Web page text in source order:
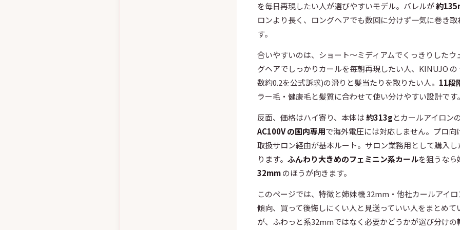
を毎日再現したい人が選びやすいモデル。バレルが約
ロンより長く、ロングヘアでも数回に分けず一気に巻き
す。
合いやすいのは、ショート〜ミディアムでくっきりした
グヘアでしっかりカールを毎朝再現したい人、KINUJO の
数約0.2を公式訴求)の滑りと髪当たりを取りたい人。 11段
ラー毛・健康毛と髪質に合わせて使い分けやすい設計です
反面、価格はハイ寄り、本体は約313gとカールアイロン
AC100V の国内専用で海外電圧には対応しません。プロ
取扱サロン経由が基本ルート。サロン業務用として購入
ります。 ふんわり大きめのフェミニン系カールを狙うな
32mmのほうが向きます。
このページでは、特徴と姉妹機 32mm・他社カールアイ
傾向、買って後悔しにくい人と見送っていい人をまとめ
が、ふわっと系32mmではなく必要かどうかが選び分けの